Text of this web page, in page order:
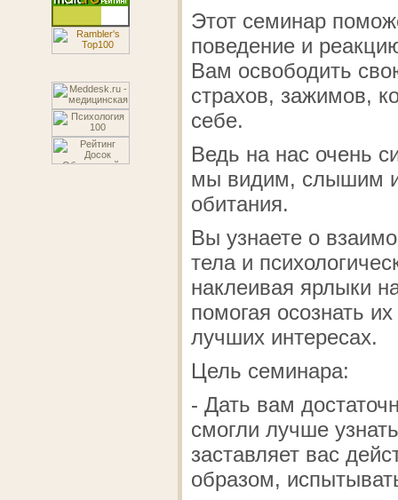
Этот семинар
поведение и
Вам освободить
страхов, зажимов,
себе.
Ведь на нас очень
мы видим, слышим и
обитания.
Вы узнаете о
тела и
наклеивая ярлыки
помогая осознать
лучших интересах.
Цель семинара:
- Дать вам
смогли лучше
заставляет вас
образом,